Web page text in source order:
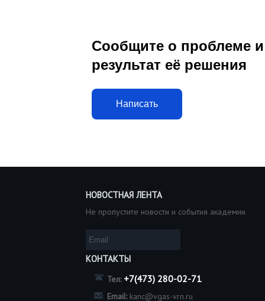
Сообщите о проблеме
результат её решения
Написать
НОВОСТНАЯ ЛЕНТА
Не пропустите новости и события академии
КОНТАКТЫ
Тел: +7(473) 280-02-71
Email: kanc@vgas-vrn.ru